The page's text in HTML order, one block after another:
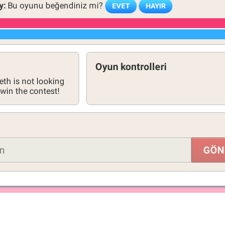
Bu oyunu beğendiniz mi? EVET HAYIR
is not looking
the contest!
Oyun kontrolleri